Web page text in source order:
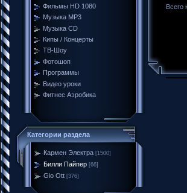
Фильмы HD 1080
Музыка MP3
Музыка CD
Кипы / Концерты
ТВ-Шоу
Фотошоп
Программы
Видео уроки
Фитнес Аэробика
Категории раздела
Кармен Электра [1500]
Билли Пайпер [66]
Gio Ott [376]
Всего